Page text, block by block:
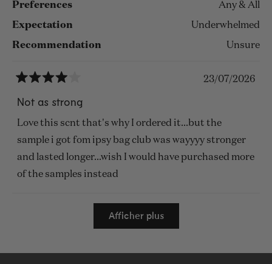
Preferences Any & All
Expectation Underwhelmed
Recommendation Unsure
4
sur
5
étoiles
23/07/2026
Not as strong
Love this scnt that's why I ordered it...but the
sample i got fom ipsy bag club was wayyyy stronger
and lasted longer...wish I would have purchased more
of the samples instead
Chargement...
Afficher plus